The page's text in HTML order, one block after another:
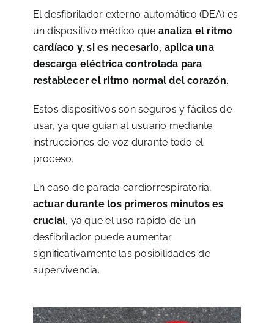
El desfibrilador externo automático (DEA) es
un dispositivo médico que analiza el ritmo
cardíaco y, si es necesario, aplica una
descarga eléctrica controlada para
restablecer el ritmo normal del corazón.
Estos dispositivos son seguros y fáciles de
usar, ya que guían al usuario mediante
instrucciones de voz durante todo el
proceso.
En caso de parada cardiorrespiratoria,
actuar durante los primeros minutos es
crucial, ya que el uso rápido de un
desfibrilador puede aumentar
significativamente las posibilidades de
supervivencia.